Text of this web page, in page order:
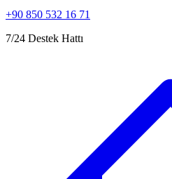
+90 850 532 16 71
7/24 Destek Hattı